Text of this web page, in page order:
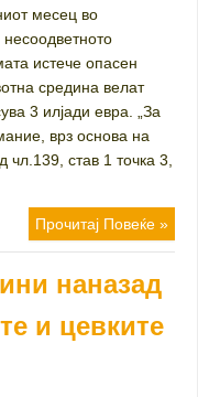
месец во
истече опасен
средина велат
3 илјади евра. „За
врз основа на
чл.139, став 1 точка 3,
Прочитај Повеќе »
наназад
и цевките